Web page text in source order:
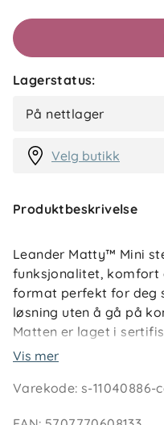
Lagerstatus:
På nettlager
Velg butikk
Produktbeskrivelse
Leander Matty™ Mini
funksjonalitet, komfort
format perfekt for deg
løsning uten å gå på
Matten er laget i
seg barnets
Vis mer
Varekode:s-11040886-